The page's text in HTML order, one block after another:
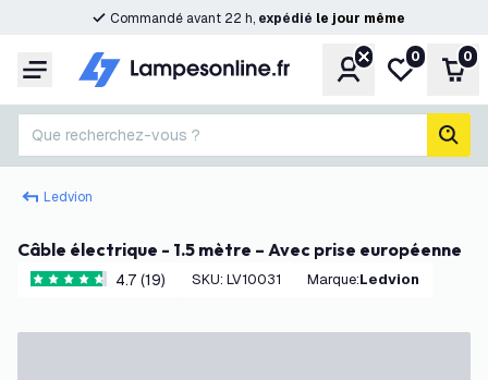
Commandé avant 22 h, expédié le jour même
Menu CompteMa liste de
0 0
Que recherchez-vous ?
Ledvion
Câble électrique - 1.5 mètre – Avec prise européenne
4.7 étoiles de notation
4.7 (19) SKU: LV10031 Marque: Ledvion